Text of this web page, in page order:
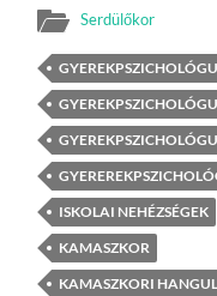
Serdülőkor
ISKOLAI NEHÉZSÉGEK
KAMASZKOR
KAMASZKORI